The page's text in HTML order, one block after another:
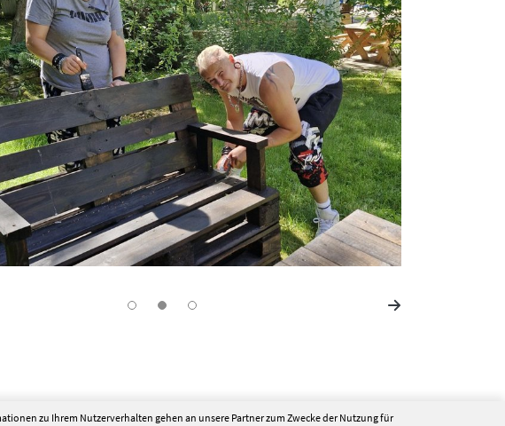
zu Ihrem Nutzerverhalten gehen an unsere Partner zum Zwecke der Nutzung für